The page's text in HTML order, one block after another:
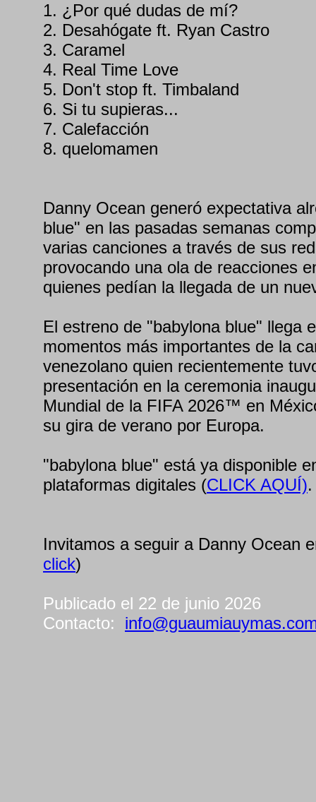
1. ¿Por qué dudas de mí?
2. Desahógate ft. Ryan Castro
3. Caramel
4. Real Time Love
5. Don't stop ft. Timbaland
6. Si tu supieras...
7. Calefacción
8. quelomamen
Danny Ocean generó expectativa
blue" en las pasadas semanas
varias canciones a través de sus
provocando una ola de reacciones
quienes pedían la llegada de un
El estreno de "babylona blue" llega
momentos más importantes de la
venezolano quien recientemente
presentación en la ceremonia
Mundial de la FIFA 2026™ en
su gira de verano por Europa.
"babylona blue" está ya disponible
plataformas digitales (CLICK AQUÍ).
Invitamos a seguir a Danny Ocean
click)
Publicado el 22 de junio 2026
Contacto: